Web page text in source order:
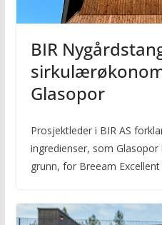
BIR
Glasopor
Prosjektleder i BIR AS
ingredienser, som
grunn, for Breeam